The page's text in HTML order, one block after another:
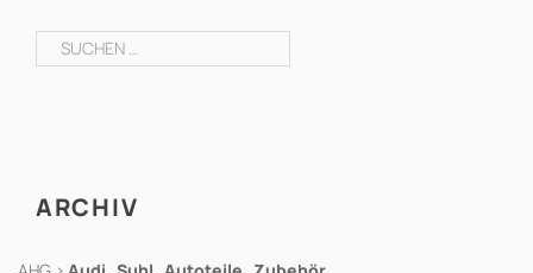
Suchen
nach:
ARCHIV